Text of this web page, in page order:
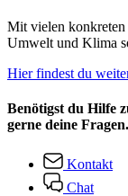
Mit vielen konkreten
Umwelt und Klima
Hier findest du
Benötigst du Hilfe
gerne deine Fragen.
Kontakt
Chat